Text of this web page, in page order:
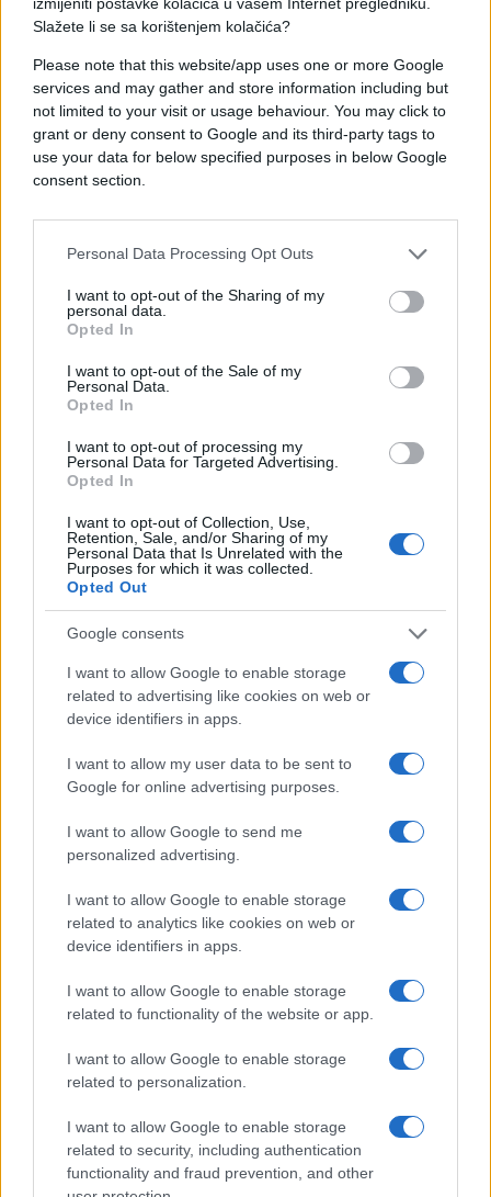
Slažete li se sa korištenjem kolačića?
Please note that this website/app uses one or more Google
services and may gather and store information including but
not limited to your visit or usage behaviour. You may click to
grant or deny consent to Google and its third-party tags to
use your data for below specified purposes in below Google
consent section.
Personal Data Processing Opt Outs
I want to opt-out of the Sharing of my
personal data.
Opted In
I want to opt-out of the Sale of my
Personal Data.
Opted In
I want to opt-out of processing my
Personal Data for Targeted Advertising.
Opted In
I want to opt-out of Collection, Use,
Retention, Sale, and/or Sharing of my
Personal Data that Is Unrelated with the
Purposes for which it was collected.
Opted Out
Google consents
I want to allow Google to enable storage
related to advertising like cookies on web or
device identifiers in apps.
I want to allow my user data to be sent to
Google for online advertising purposes.
I want to allow Google to send me
personalized advertising.
I want to allow Google to enable storage
related to analytics like cookies on web or
device identifiers in apps.
I want to allow Google to enable storage
related to functionality of the website or app.
I want to allow Google to enable storage
related to personalization.
I want to allow Google to enable storage
related to security, including authentication
functionality and fraud prevention, and other
#vitez
#zid #put
#lašva